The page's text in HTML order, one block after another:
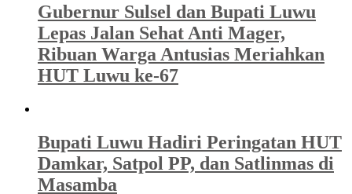
Gubernur Sulsel dan Bupati Luwu
Lepas Jalan Sehat Anti Mager,
Ribuan Warga Antusias Meriahkan
HUT Luwu ke-67
Bupati Luwu Hadiri Peringatan HUT
Damkar, Satpol PP, dan Satlinmas di
Masamba